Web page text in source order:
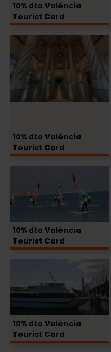
10% dto València
Tourist Card
Moderna"
en
neerlandés
10% dto València
Tourist Card
City
por
València:
cultura,
comercio
al
interior
de
Lonja
de
Seda
10% dto València
Tourist Card
Windsurf
10% dto València
Tourist Card
Comida